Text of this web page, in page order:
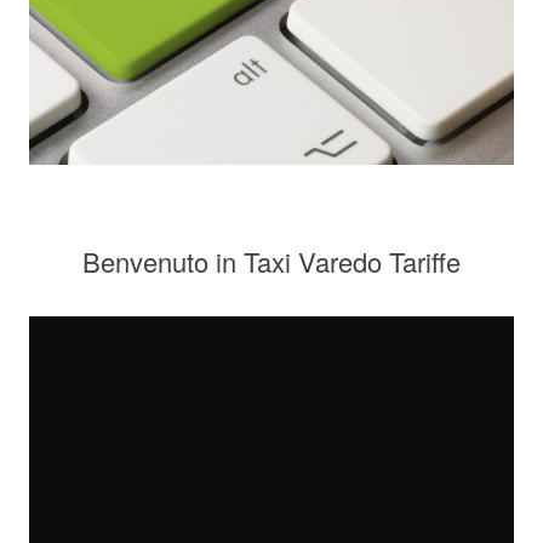
Benvenuto in Taxi Varedo Tariffe